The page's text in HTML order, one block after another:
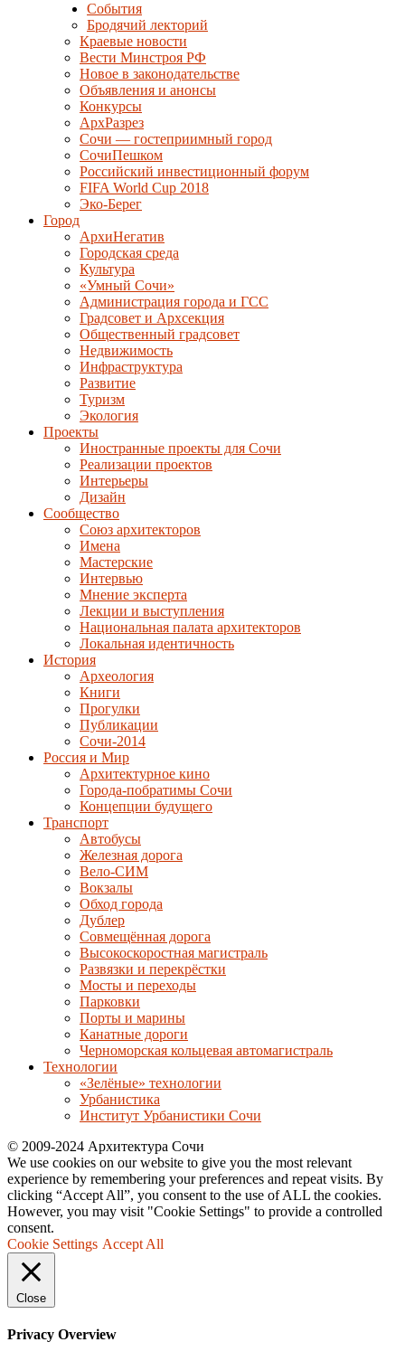
События
Бродячий лекторий
Краевые новости
Вести Минстроя РФ
Новое в законодательстве
Объявления и анонсы
Конкурсы
АрхРазрез
Сочи — гостеприимный город
СочиПешком
Российский инвестиционный форум
FIFA World Cup 2018
Эко-Берег
Город
АрхиНегатив
Городская среда
Культура
«Умный Сочи»
Администрация города и ГСС
Градсовет и Архсекция
Общественный градсовет
Недвижимость
Инфраструктура
Развитие
Туризм
Экология
Проекты
Иностранные проекты для Сочи
Реализации проектов
Интерьеры
Дизайн
Сообщество
Союз архитекторов
Имена
Мастерские
Интервью
Мнение эксперта
Лекции и выступления
Национальная палата архитекторов
Локальная идентичность
История
Археология
Книги
Прогулки
Публикации
Сочи-2014
Россия и Мир
Архитектурное кино
Города-побратимы Сочи
Концепции будущего
Транспорт
Автобусы
Железная дорога
Вело-СИМ
Вокзалы
Обход города
Дублер
Совмещённая дорога
Высокоскоростная магистраль
Развязки и перекрёстки
Мосты и переходы
Парковки
Порты и марины
Канатные дороги
Черноморская кольцевая автомагистраль
Технологии
«Зелёные» технологии
Урбанистика
Институт Урбанистики Сочи
© 2009-2024 Архитектура Сочи
We use cookies on our website to give you the most relevant
experience by remembering your preferences and repeat visits. By
clicking “Accept All”, you consent to the use of ALL the cookies.
However, you may visit "Cookie Settings" to provide a controlled
consent.
Cookie Settings Accept All
Close
Privacy Overview